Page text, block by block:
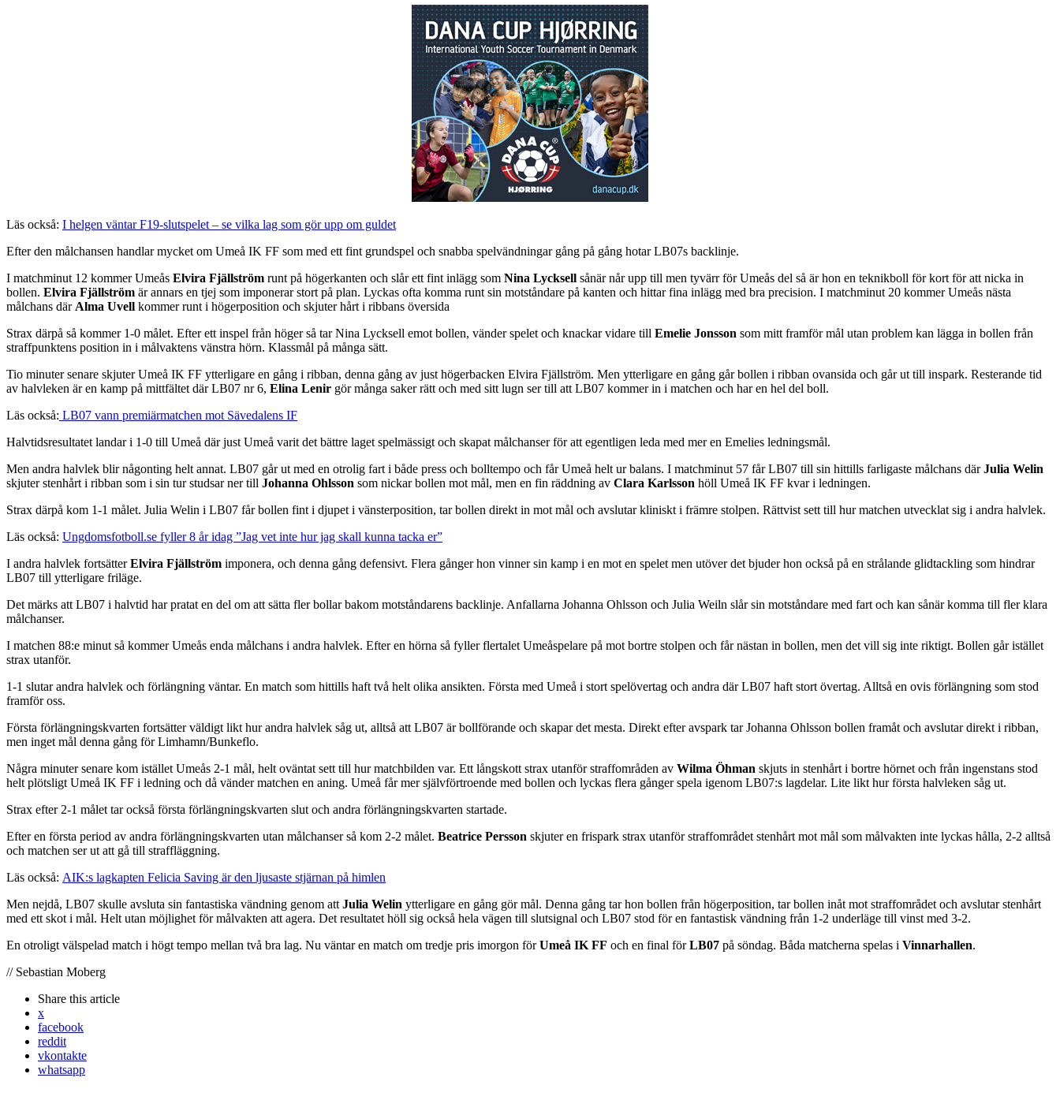
Läs också: I helgen väntar F19-slutspelet – se vilka lag som gör upp om guldet
Efter den målchansen handlar mycket om Umeå IK FF som med ett fint grundspel och snabba spelvändningar gång på gång hotar LB07s backlinje.
I matchminut 12 kommer Umeås Elvira Fjällström runt på högerkanten och slår ett fint inlägg som Nina Lycksell sånär når upp till men tyvärr för Umeås del så är hon en teknikboll för kort för att nicka in
bollen. Elvira Fjällström är annars en tjej som imponerar stort på plan. Lyckas ofta komma runt sin motståndare på kanten och hittar fina inlägg med bra precision. I matchminut 20 kommer Umeås nästa
målchans där Alma Uvell kommer runt i högerposition och skjuter hårt i ribbans översida
Strax därpå så kommer 1-0 målet. Efter ett inspel från höger så tar Nina Lycksell emot bollen, vänder spelet och knackar vidare till Emelie Jonsson som mitt framför mål utan problem kan lägga in bollen från
straffpunktens position in i målvaktens vänstra hörn. Klassmål på många sätt.
Tio minuter senare skjuter Umeå IK FF ytterligare en gång i ribban, denna gång av just högerbacken Elvira Fjällström. Men ytterligare en gång går bollen i ribban ovansida och går ut till inspark. Resterande tid
av halvleken är en kamp på mittfältet där LB07 nr 6, Elina Lenir gör många saker rätt och med sitt lugn ser till att LB07 kommer in i matchen och har en hel del boll.
Läs också: LB07 vann premiärmatchen mot Sävedalens IF
Halvtidsresultatet landar i 1-0 till Umeå där just Umeå varit det bättre laget spelmässigt och skapat målchanser för att egentligen leda med mer en Emelies ledningsmål.
Men andra halvlek blir någonting helt annat. LB07 går ut med en otrolig fart i både press och bolltempo och får Umeå helt ur balans. I matchminut 57 får LB07 till sin hittills farligaste målchans därJulia Welin
skjuter stenhårt i ribban som i sin tur studsar ner till Johanna Ohlsson som nickar bollen mot mål, men en fin räddning av Clara Karlsson höll Umeå IK FF kvar i ledningen.
Strax därpå kom 1-1 målet. Julia Welin i LB07 får bollen fint i djupet i vänsterposition, tar bollen direkt in mot mål och avslutar kliniskt i främre stolpen. Rättvist sett till hur matchen utvecklat sig i andra halvlek.
Läs också: Ungdomsfotboll.se fyller 8 år idag ”Jag vet inte hur jag skall kunna tacka er”
I andra halvlek fortsätterElvira Fjällström imponera, och denna gång defensivt. Flera gånger hon vinner sin kamp i en mot en spelet men utöver det bjuder hon också på en strålande glidtackling som hindrar
LB07 till ytterligare friläge.
Det märks att LB07 i halvtid har pratat en del om att sätta fler bollar bakom motståndarens backlinje. Anfallarna Johanna Ohlsson och Julia Weiln slår sin motståndare med fart och kan sånär komma till fler klara
målchanser.
I matchen 88:e minut så kommer Umeås enda målchans i andra halvlek. Efter en hörna så fyller flertalet Umeåspelare på mot bortre stolpen och får nästan in bollen, men det vill sig inte riktigt. Bollen går istället
strax utanför.
1-1 slutar andra halvlek och förlängning väntar. En match som hittills haft två helt olika ansikten. Första med Umeå i stort spelövertag och andra där LB07 haft stort övertag. Alltså en ovis förlängning som stod
framför oss.
Första förlängningskvarten fortsätter väldigt likt hur andra halvlek såg ut, alltså att LB07 är bollförande och skapar det mesta. Direkt efter avspark tar Johanna Ohlsson bollen framåt och avslutar direkt i ribban,
men inget mål denna gång för Limhamn/Bunkeflo.
Några minuter senare kom istället Umeås 2-1 mål, helt oväntat sett till hur matchbilden var. Ett långskott strax utanför straffområden av Wilma Öhman skjuts in stenhårt i bortre hörnet och från ingenstans stod
helt plötsligt Umeå IK FF i ledning och då vänder matchen en aning. Umeå får mer självförtroende med bollen och lyckas flera gånger spela igenom LB07:s lagdelar. Lite likt hur första halvleken såg ut.
Strax efter 2-1 målet tar också första förlängningskvarten slut och andra förlängningskvarten startade.
Efter en första period av andra förlängningskvarten utan målchanser så kom 2-2 målet. Beatrice Persson skjuter en frispark strax utanför straffområdet stenhårt mot mål som målvakten inte lyckas hålla, 2-2 alltså
och matchen ser ut att gå till straffläggning.
Läs också: AIK:s lagkapten Felicia Saving är den ljusaste stjärnan på himlen
Men nejdå, LB07 skulle avsluta sin fantastiska vändning genom att Julia Welin ytterligare en gång gör mål. Denna gång tar hon bollen från högerposition, tar bollen inåt mot straffområdet och avslutar stenhårt
med ett skot i mål. Helt utan möjlighet för målvakten att agera. Det resultatet höll sig också hela vägen till slutsignal och LB07 stod för en fantastisk vändning från 1-2 underläge till vinst med 3-2.
En otroligt välspelad match i högt tempo mellan två bra lag. Nu väntar en match om tredje pris imorgon förUmeå IK FF och en final förLB07 på söndag. Båda matcherna spelas i Vinnarhallen.
// Sebastian Moberg
Share this article
x
facebook
reddit
vkontakte
whatsapp